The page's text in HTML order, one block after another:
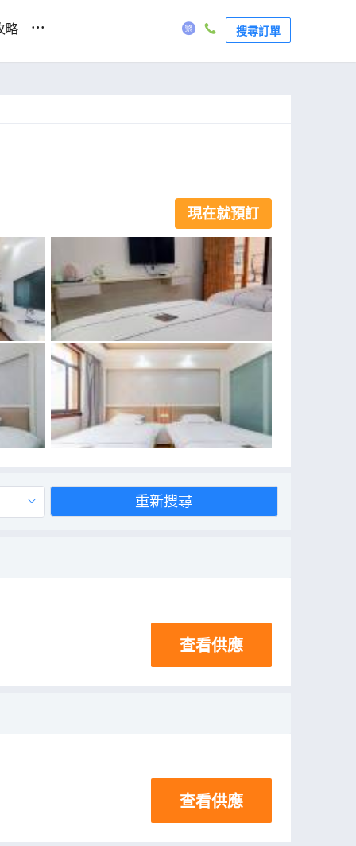
略 ... 搜尋訂單
現在就預訂
重新搜尋
查看供應
查看供應